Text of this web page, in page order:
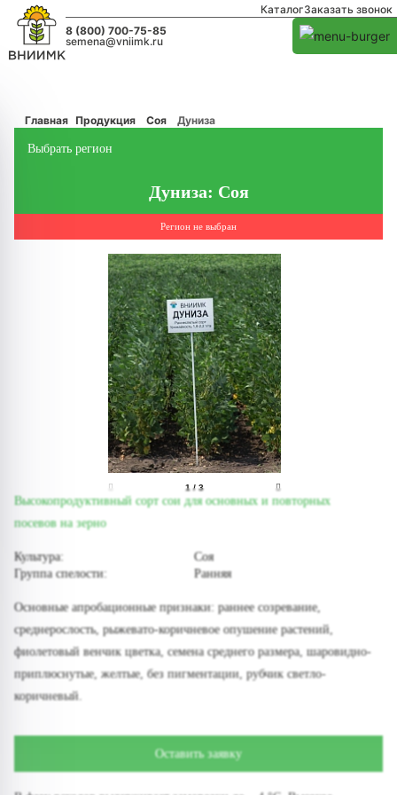
КаталогЗаказать звонок
8 (800) 700-75-85
semena@vniimk.ru
Главная Продукция Соя Дуниза
Выбрать регион
Дуниза: Соя
Регион не выбран
1/ 3
Высокопродуктивный сорт сои для основных и повторных
посевов на зерно
Культура:
Соя
Группа спелости:
Ранняя
Основные апробационные признаки: раннее созревание,
среднерослость, рыжевато-коричневое опушение растений,
фиолетовый венчик цветка, семена среднего размера, шаровидно-
приплюснутые, желтые, без пигментации, рубчик светло-
коричневый.
Оставить заявку